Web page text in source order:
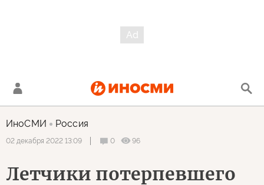
ИноСМИ Россия
02 декабря 2022 13:09 0 96
Летчики потерпевшего